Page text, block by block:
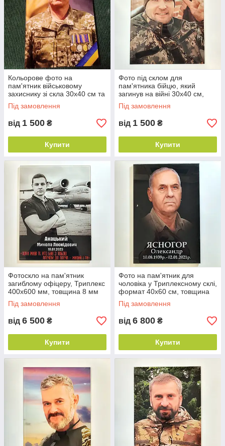
Кольорове фото на
пам'ятник військовому
захиснику зі скла 30х40 см та
товщиною 0,6 см
Під замовлення
від 1 500 ₴
Купити
Фото під склом для
пам'ятника бійцю, який
загинув на війні 30х40 см,
товщина 6 мм
Під замовлення
від 1 500 ₴
Купити
Фотоскло на пам'ятник
загиблому офіцеру, Триплекс
400х600 мм, товщина 8 мм
(4+4)
Під замовлення
від 6 500 ₴
Купити
Фото на пам'ятник для
чоловіка у Триплексному склі,
формат 40х60 см, товщина
12 мм (6+6)
Під замовлення
від 6 800 ₴
Купити